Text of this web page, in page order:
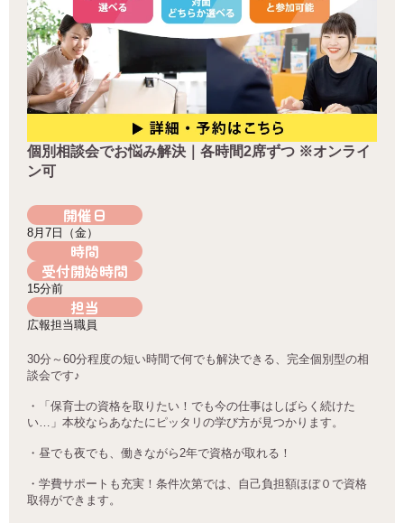
個別相談会でお悩み解決｜各時間2席ずつ ※オンライ
ン可
開催日
8月7日（金）
時間
受付開始時間
15分前
担当
広報担当職員
30分～ 60分程度の短い時間で何でも解決できる、完全個別型の相
談会です♪
・「保育士の資格を取りたい！でも今の仕事はしばらく続けた
い…」本校ならあなたにピッタリの学び方が見つかります。
・昼でも夜でも、働きながら2年で資格が取れる！
・学費サポートも充実！条件次第では、自己負担額ほぼ０で資格
取得ができます。